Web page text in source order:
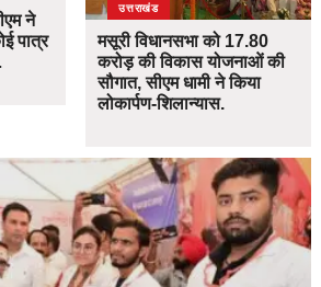
ने
पात्र
उत्तराखंड
मसूरी विधानसभा को 17.80
करोड़ की विकास योजनाओं की
सौगात, सीएम धामी ने किया
लोकार्पण-शिलान्यास.